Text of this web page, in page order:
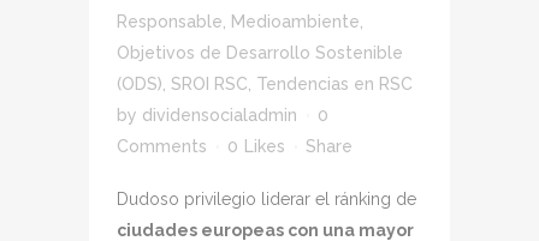
Responsable
Medioambiente
Objetivos de Desarrollo Sostenible
(ODS) SROI RSC Tendencias en RSC
by dividensocialadmin
0
Comments
0 Likes Share
Dudoso privilegio liderar el ránking de
ciudades europeas con una mayor